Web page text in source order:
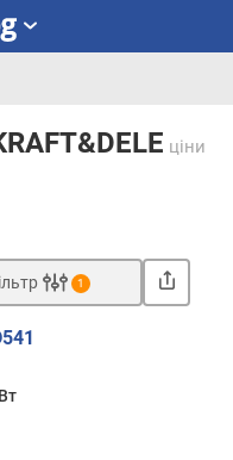
ціни
1